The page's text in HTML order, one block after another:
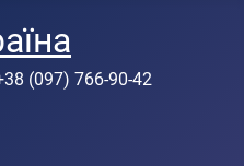
(097) 766-90-42